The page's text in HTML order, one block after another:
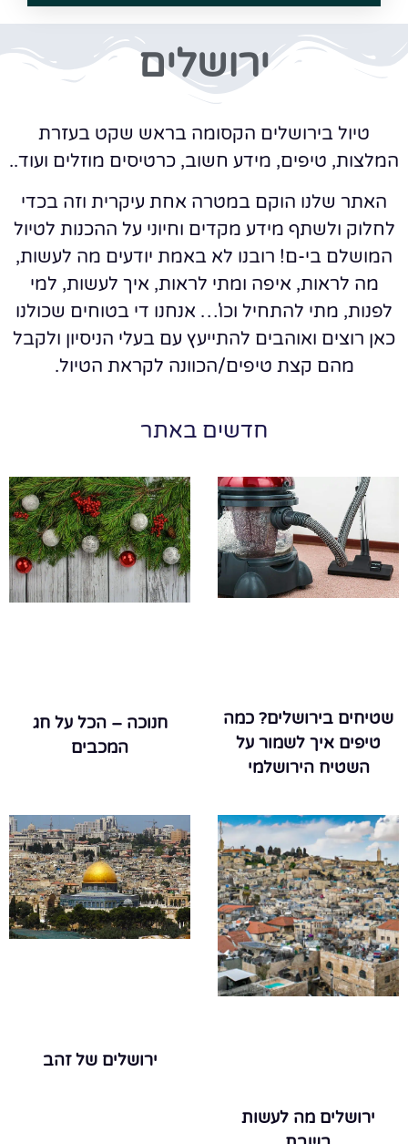
ירושלים
טיול בירושלים הקסומה בראש שקט בעזרת
המלצות, טיפים, מידע חשוב, כרטיסים מוזלים ועוד..
האתר שלנו הוקם במטרה אחת עיקרית וזה בכדי
לחלוק ולשתף מידע מקדים וחיוני על ההכנות לטיול
המושלם בי-ם! רובנו לא באמת יודעים מה לעשות,
מה לראות, איפה ומתי לראות, איך לעשות, למי
לפנות, מתי להתחיל וכו'… אנחנו די בטוחים שכולנו
כאן רוצים ואוהבים להתייעץ עם בעלי הניסיון ולקבל
מהם קצת טיפים/הכוונה לקראת הטיול.
חדשים באתר
שטיחים בירושלים? כמה
טיפים איך לשמור על
השטיח הירושלמי
חנוכה – הכל על חג
המכבים
ירושלים מה לעשות
ירושלים של זהב